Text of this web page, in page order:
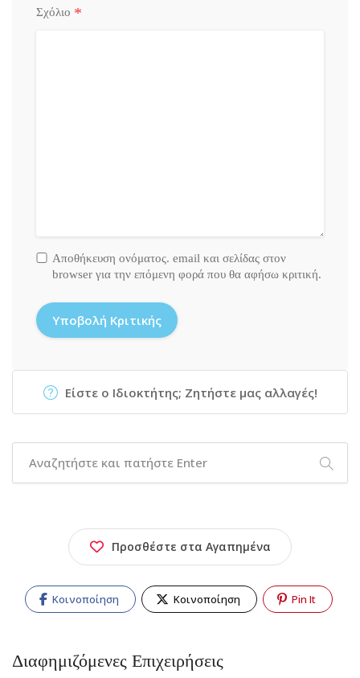
Σχόλιο *
Αποθήκευση ονόματος. email και σελίδας στον
browser για την επόμενη φορά που θα αφήσω κριτική.
Είστε ο Ιδιοκτήτης; Ζητήστε μας αλλαγές!
Προσθέστε στα Αγαπημένα
Κοινοποίηση Κοινοποίηση Pin It
Διαφημιζόμενες Επιχειρήσεις